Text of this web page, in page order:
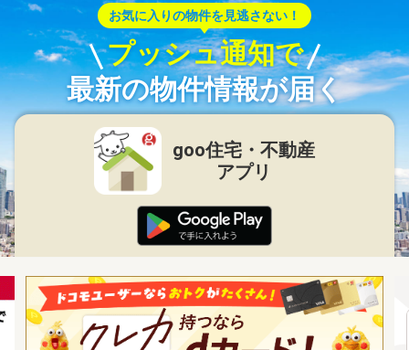
お気に入りの物件を見逃さない！
プッシュ通知で
最新の物件情報が届く
goo住宅・不動産
アプリ